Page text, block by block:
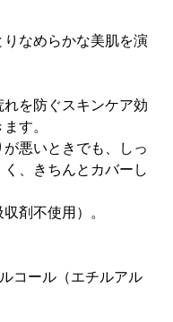
なめらかな美肌を演
を防ぐスキンケア効
す。
悪いときでも、しっ
、きちんとカバーし
剤不使用）。
コール（エチルアル